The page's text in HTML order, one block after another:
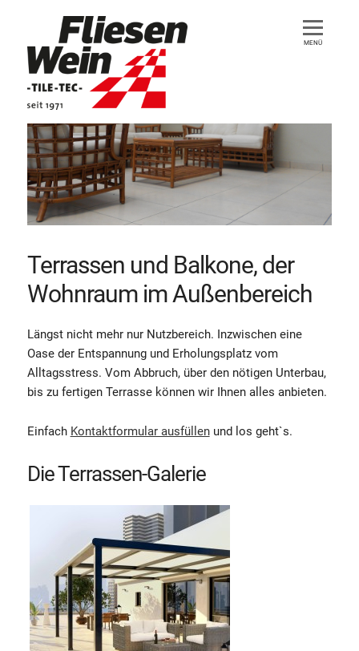
MENÜ
Startseite
Leistungen
Stellenangebote
Terrassen und Balkone, der
Wohnraum im Außenbereich
Längst nicht mehr nur Nutzbereich. Inzwischen eine
Oase der Entspannung und Erholungsplatz vom
Alltagsstress. Vom Abbruch, über den nötigen Unterbau,
bis zu fertigen Terrasse können wir Ihnen alles anbieten.
Einfach Kontaktformular ausfüllenund los geht`s.
Die Terrassen-Galerie